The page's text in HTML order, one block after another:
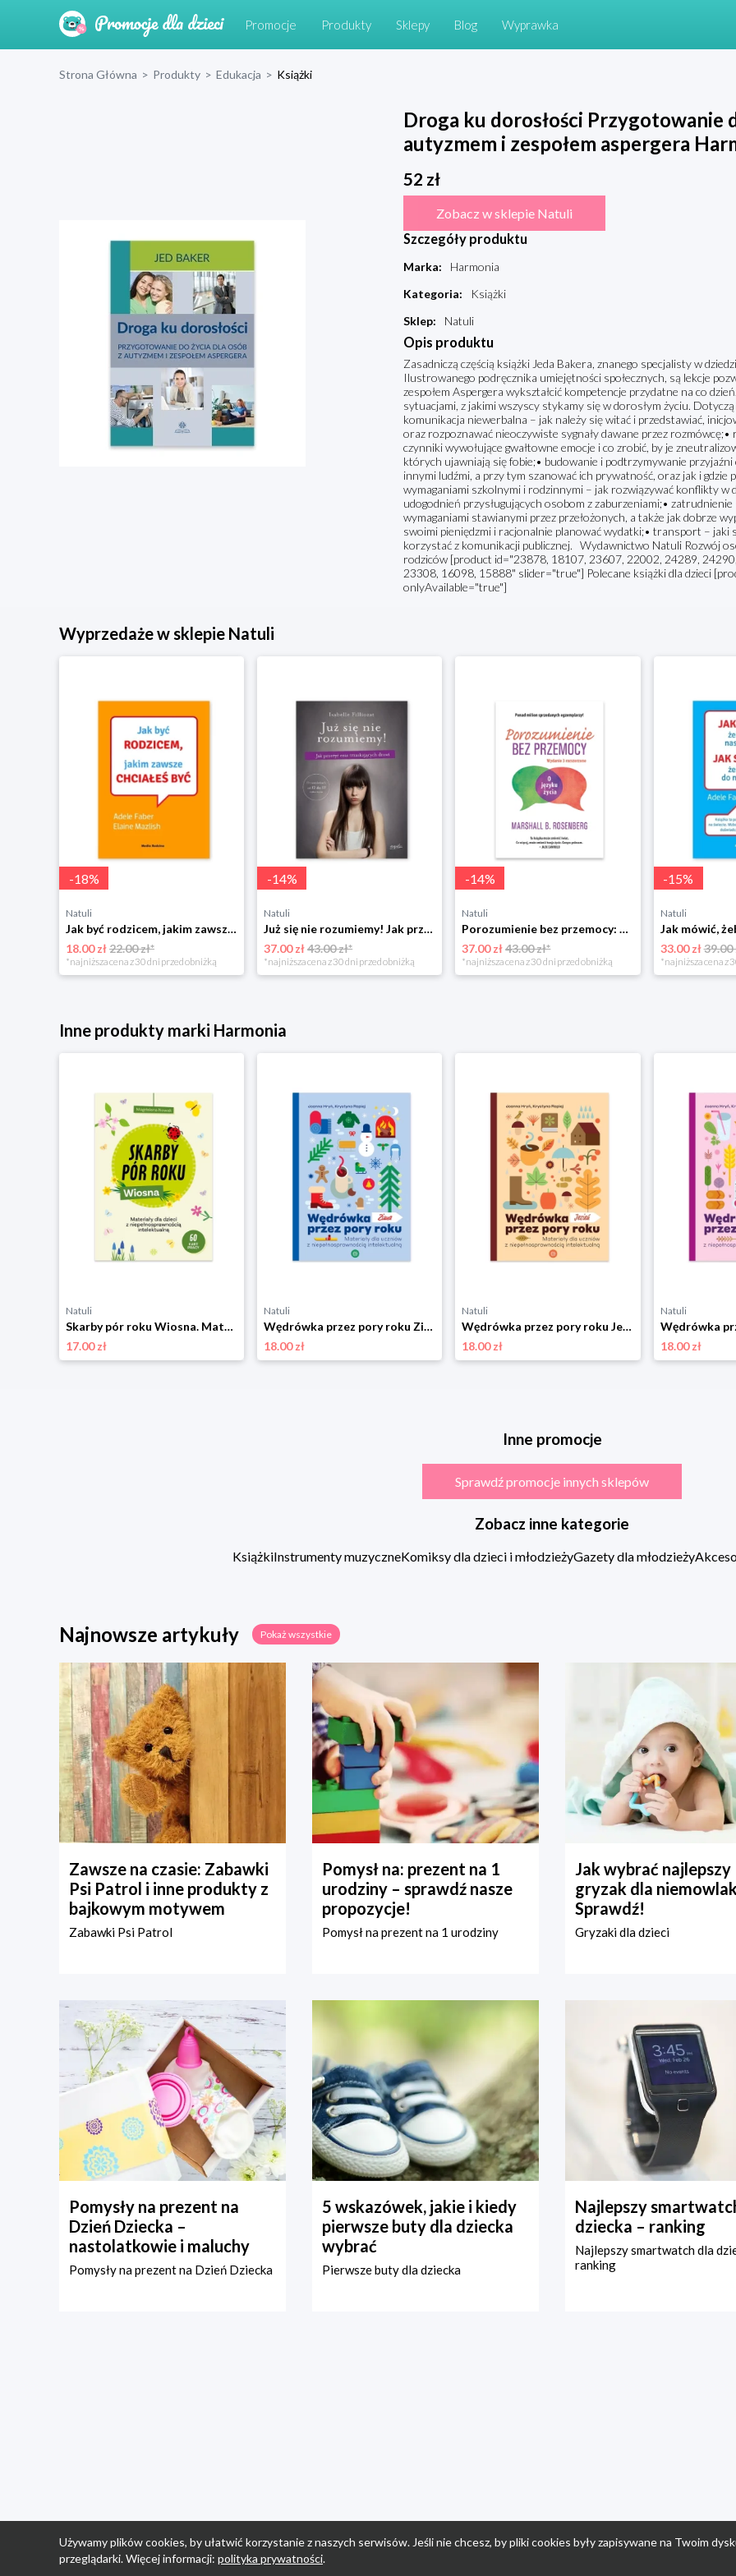
Promocje Produkty Sklepy Blog Wyprawka
Strona Główna > Produkty > Edukacja > Książki
Droga ku dorosłości Przygotowanie
autyzmem i zespołem aspergera
52 zł
Zobacz w sklepie Natuli
Szczegóły produktu
Marka:
Harmonia
Kategoria:
Książki
Sklep: Natuli
Opis produktu
Zasadniczą częścią książki Jeda Bakera, znanego specjalisty w
Ilustrowanego podręcznika umiejętności społecznych, są lekcje
zespołem Aspergera wykształcić kompetencje przydatne na co
sytuacjami, z jakimi wszyscy stykamy się w dorosłym życiu.
komunikacja niewerbalna – jak należy się witać i przedstawiać,
oraz rozpoznawać nieoczywiste sygnały dawane przez rozmówcę;•
czynniki wywołujące gwałtowne emocje i co zrobić, by je
których ujawniają się fobie;• budowanie i podtrzymywanie
innymi ludźmi, a przy tym szanować ich prywatność, oraz jak i gdzie
wymaganiami szkolnymi i rodzinnymi – jak rozwiązywać konflikty w
udogodnień przysługujących osobom z zaburzeniami;• zatrudnienie
wymaganiami stawianymi przez przełożonych, a także jak dobrze
swoimi pieniędzmi i racjonalnie planować wydatki;• transport – jaki
korzystać z komunikacji publicznej. Wydawnictwo Natuli Rozwój
rodziców [product id="23878, 18107, 23607, 22002, 24289,
23308, 16098, 15888" slider="true"] Polecane książki dla dzieci
onlyAvailable="true"]
Wyprzedaże w sklepie Natuli
-18%
Natuli
Jak być rodzicem, jakim zawsze chciałeś być Media rodzina
18.00 zł22.00 zł*
*najniższa cena z 30 dni przed obniżką
-14%
Natuli
Już się nie rozumiemy! Jak przeżyć czas trzaskających drzwi Esprit
37.00 zł43.00 zł*
*najniższa cena z 30 dni przed obniżką
-14%
Natuli
Porozumienie bez przemocy: o języku życia Czarna owca
37.00 zł43.00 zł*
*najniższa cena z 30 dni przed obniżką
-15%
Natuli
33.00 zł39.00
*najniższa cena z
Inne produkty marki Harmonia
Natuli
Skarby pór roku Wiosna. Materiały dla dzieci z niepełnosprawnością intelektualną Harmonia
17.00 zł
Natuli
Wędrówka przez pory roku Zima Harmonia
18.00 zł
Natuli
Wędrówka przez pory roku Jesień Harmonia
18.00 zł
Natuli
18.00 zł
Inne promocje
Sprawdź promocje innych sklepów
Zobacz inne kategorie
KsiążkiInstrumenty muzyczneKomiksy dla dzieci i młodzieżyGazety dla młodzieży
Najnowsze artykuły Pokaż wszystkie
Zawsze na czasie: Zabawki
Psi Patrol i inne produkty z
bajkowym motywem
Zabawki Psi Patrol
Pomysł na: prezent na 1
urodziny – sprawdź nasze
propozycje!
Pomysł na prezent na 1 urodziny
Jak wybrać najlepszy
gryzak dla
Sprawdź!
Gryzaki dla dzieci
Pomysły na prezent na
Dzień Dziecka –
nastolatkowie i maluchy
Pomysły na prezent na Dzień Dziecka
5 wskazówek, jakie i kiedy
pierwsze buty dla dziecka
wybrać
Pierwsze buty dla dziecka
Najlepszy
dziecka – ranking
Najlepszy smartwatch dla
ranking
Używamy plików cookies, by ułatwić korzystanie z naszych serwisów. Jeśli nie chcesz, by pliki cookies były zapisywane na Twoim
przeglądarki. Więcej informacji: polityka prywatności.